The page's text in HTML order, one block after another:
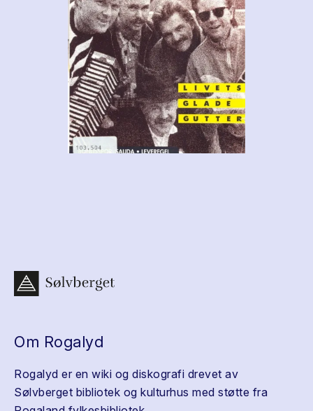
Om Rogalyd
Rogalyd er en wiki og diskografi drevet av
Sølvberget bibliotek og kulturhus med støtte fra